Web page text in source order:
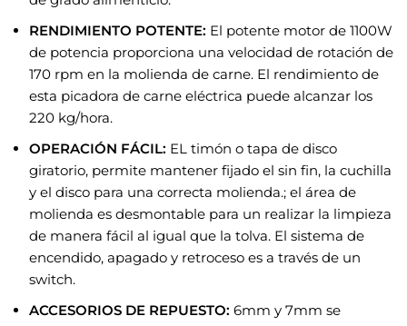
RENDIMIENTO POTENTE: El potente motor de 1100W
de potencia proporciona una velocidad de rotación de
170 rpm en la molienda de carne. El rendimiento de
esta picadora de carne eléctrica puede alcanzar los
220 kg/hora.
OPERACIÓN FÁCIL: EL timón o tapa de disco
giratorio, permite mantener fijado el sin fin, la cuchilla
y el disco para una correcta molienda.; el área de
molienda es desmontable para un realizar la limpieza
de manera fácil al igual que la tolva. El sistema de
encendido, apagado y retroceso es a través de un
switch.
ACCESORIOS DE REPUESTO: 6mm y 7mm se